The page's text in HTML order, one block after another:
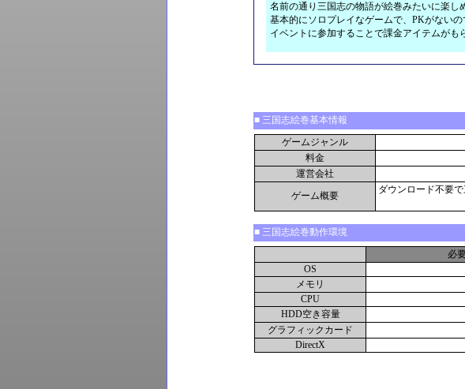
名前の通り三国志の物語が絵巻みたいに楽し
基本的にソロプレイなゲームで、PKがないの
イベントに参加することで課金アイテムがも
■ 三国志絵巻基本情報
ゲームジャンル
料金
運営会社
ゲーム概要
ダウンロード不要
■ 三国志絵巻動作環境
必
OS
メモリ
CPU
HDD空き容量
グラフィックカード
DirectX